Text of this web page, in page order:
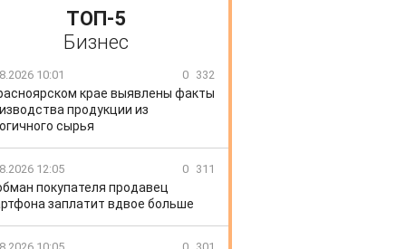
ТОП-5
Бизнес
10:01 0 332
крае выявлены факты
продукции из
сырья
12:05 0 311
покупателя продавец
заплатит вдвое больше